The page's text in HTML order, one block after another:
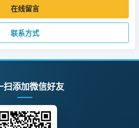
在线留言
联系方式
扫添加微信好友